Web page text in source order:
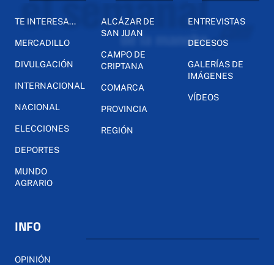
TE INTERESA...
MERCADILLO
DIVULGACIÓN
INTERNACIONAL
NACIONAL
ELECCIONES
DEPORTES
MUNDO
AGRARIO
ALCÁZAR DE
SAN JUAN
CAMPO DE
CRIPTANA
COMARCA
PROVINCIA
REGIÓN
ENTREVISTAS
DECESOS
GALERÍAS DE
IMÁGENES
VÍDEOS
INFO
OPINIÓN